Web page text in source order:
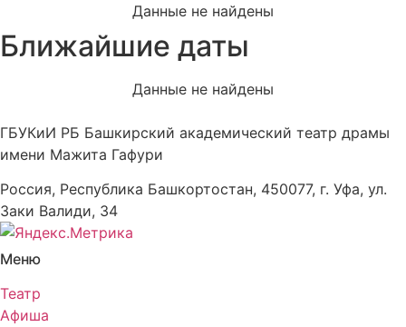
Данные не найдены
Ближайшие даты
Данные не найдены
ГБУКиИ РБ Башкирский академический театр драмы
имени Мажита Гафури
Россия, Республика Башкортостан, 450077, г. Уфа, ул.
Заки Валиди, 34
Меню
Театр
Афиша